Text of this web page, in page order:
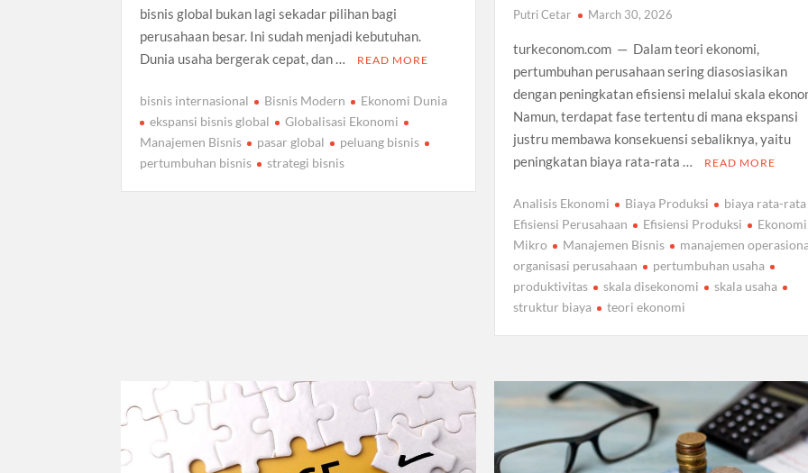
bisnis global bukan lagi sekadar pilihan bagi
perusahaan besar. Ini sudah menjadi kebutuhan.
Dunia usaha bergerak cepat, dan …
READ MORE
bisnis internasional Bisnis Modern
Ekonomi Dunia
ekspansi bisnis global
Globalisasi Ekonomi
Manajemen Bisnis
pasar global
peluang bisnis
pertumbuhan bisnis
strategi bisnis
Putri Cetar March 30, 2026
turkeconom.com — Dalam teori ekonomi,
pertumbuhan perusahaan sering diasosiasikan
dengan peningkatan efisiensi melalui skala
Namun, terdapat fase tertentu di mana ekspansi
justru membawa konsekuensi sebaliknya, yaitu
peningkatan biaya rata-rata …
READ MORE
Analisis Ekonomi Biaya Produksi
biaya rata-rata
Efisiensi Perusahaan
Efisiensi Produksi
Ekonomi
Mikro
Manajemen Bisnis
manajemen
organisasi perusahaan
pertumbuhan usaha
produktivitas
skala disekonomi
skala usaha
struktur biaya
teori ekonomi